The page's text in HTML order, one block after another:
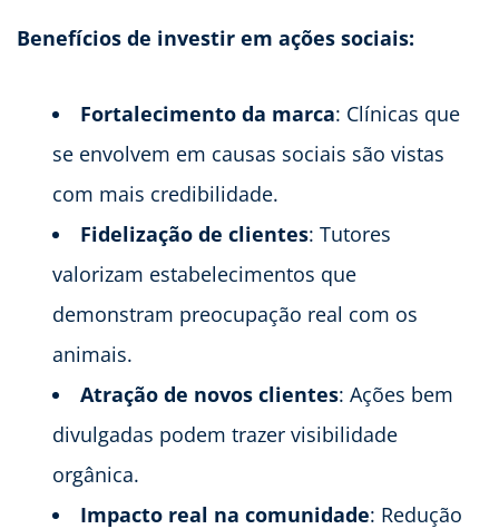
Benefícios de investir em ações sociais:
Fortalecimento da marca: Clínicas que
se envolvem em causas sociais são vistas
com mais credibilidade.
Fidelização de clientes: Tutores
valorizam estabelecimentos que
demonstram preocupação real com os
animais.
Atração de novos clientes: Ações bem
divulgadas podem trazer visibilidade
orgânica.
Impacto real na comunidade: Redução